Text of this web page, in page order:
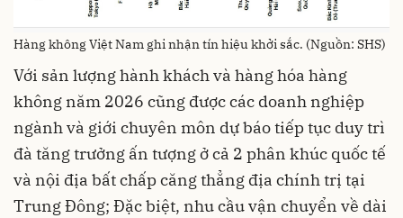
Hàng không Việt Nam ghi nhận tín hiệu khởi sắc. (Nguồn: SHS)
Với sản lượng hành khách và hàng hóa hàng
không năm 2026 cũng được các doanh nghiệp
ngành và giới chuyên môn dự báo tiếp tục duy trì
đà tăng trưởng ấn tượng ở cả 2 phân khúc quốc tế
và nội địa bất chấp căng thẳng địa chính trị tại
Trung Đông; Đặc biệt, nhu cầu vận chuyển về dài